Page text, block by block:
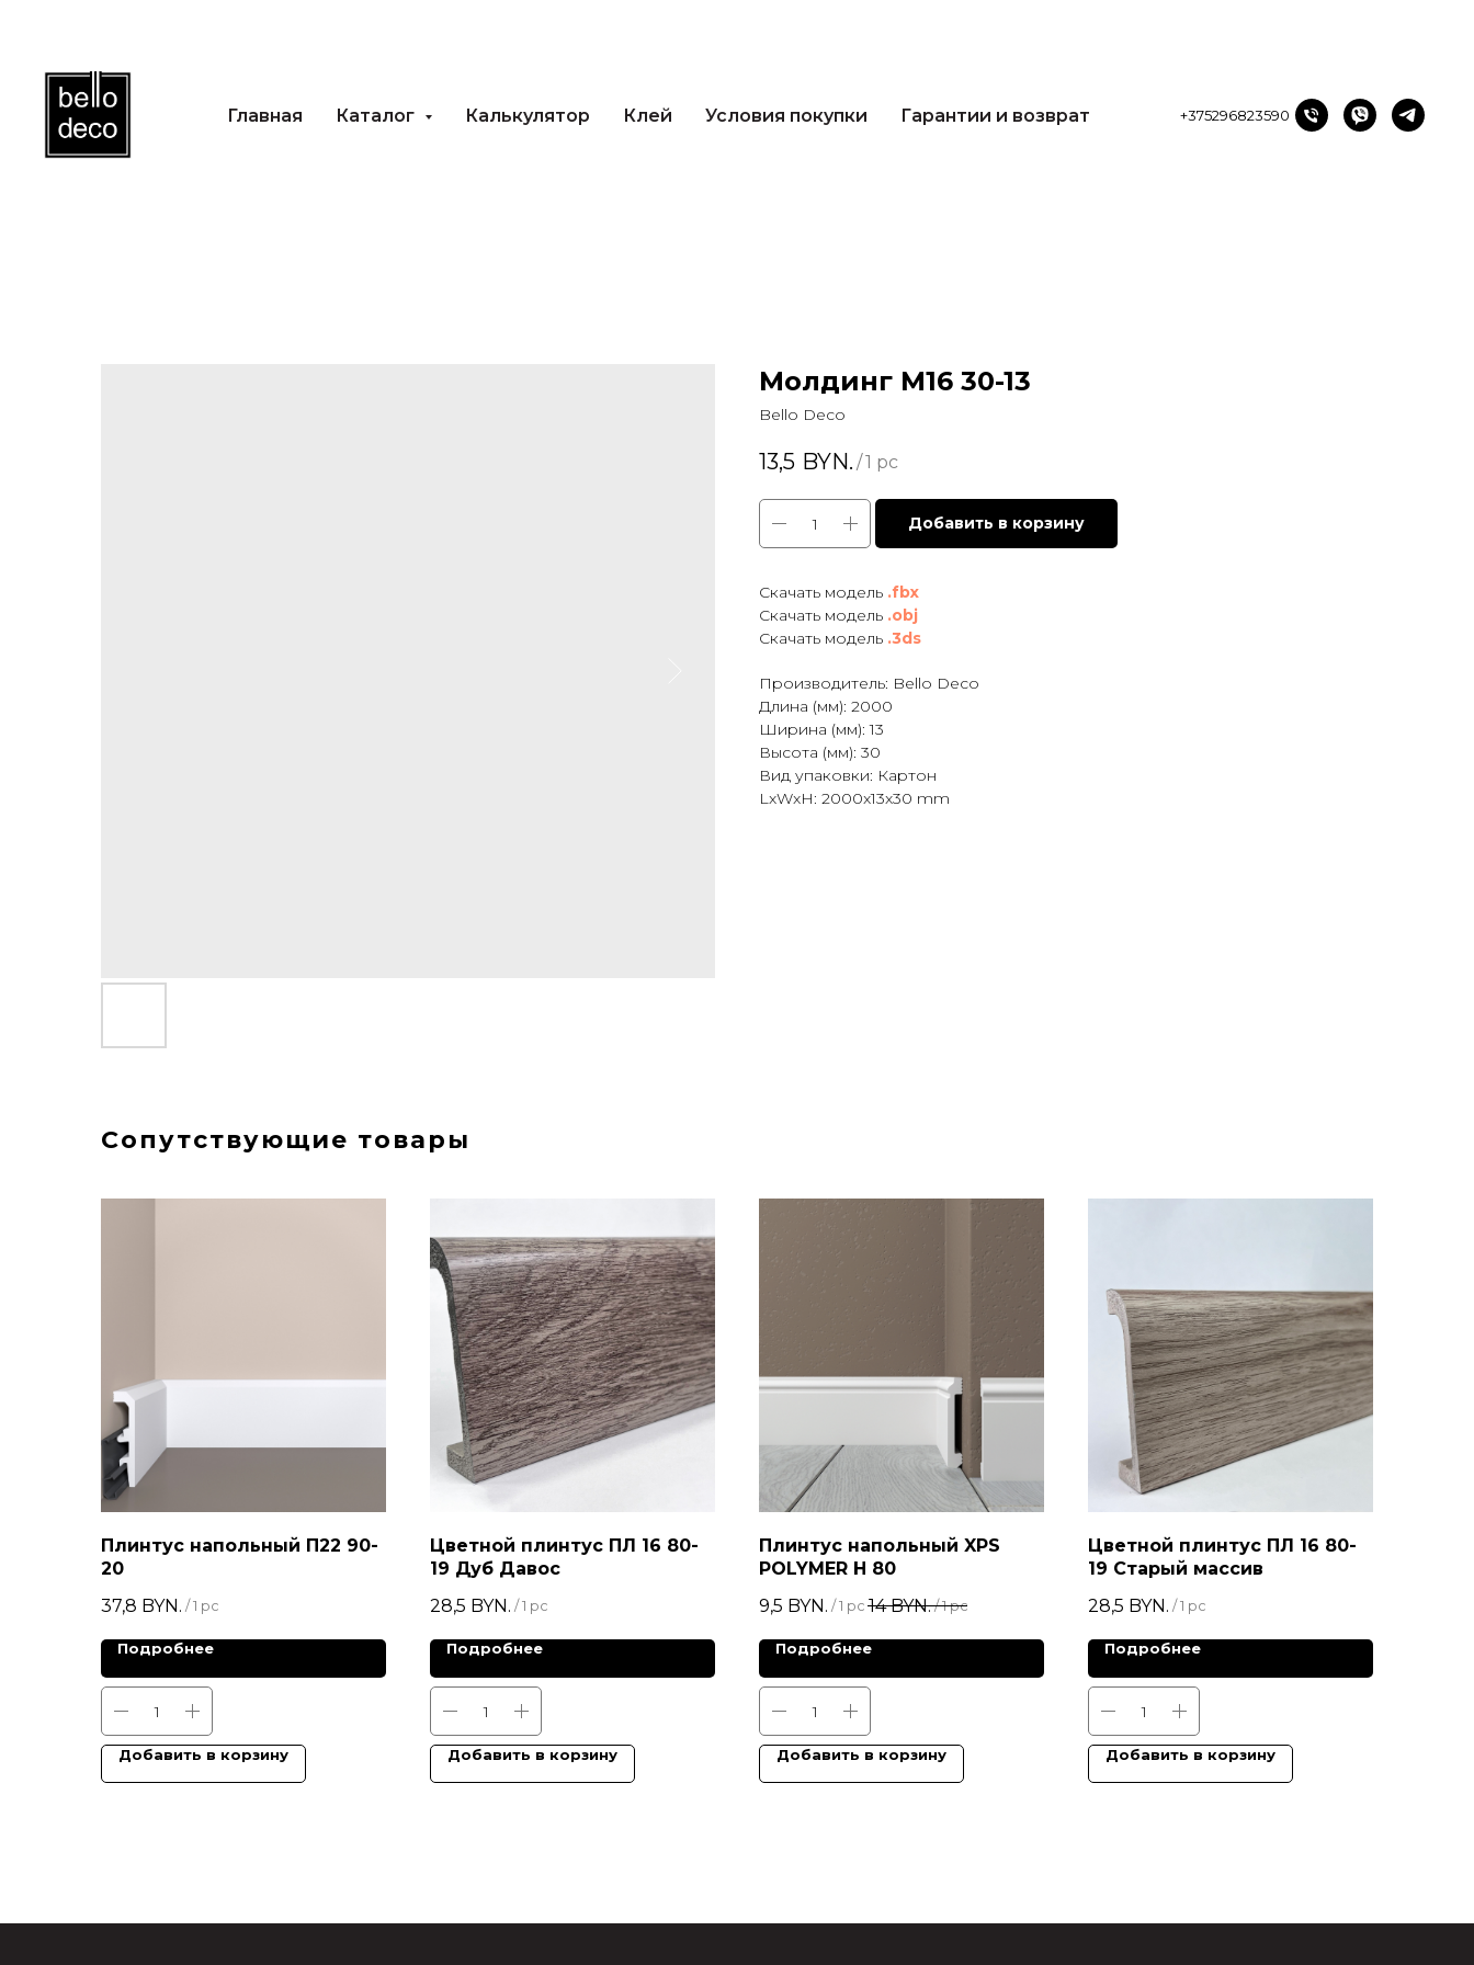
Главная Каталог Калькулятор Клей Условия покупки Гарантии и возврат +375296823590
Молдинг М16 30-13
Bello Deco
13,5 BYN. /1 pc
Добавить в корзину
Cкачать модель .fbx
Скачать модель .obj
Скачать модель .3ds
Производитель: Bello Deco
Длина (мм): 2000
Ширина (мм): 13
Высота (мм): 30
Вид упаковки: Картон
LxWxH: 2000x13x30 mm
Сопутствующие товары
Плинтус напольный П22 90-
20
37,8 BYN. / 1 pc
Подробнее
Добавить в корзину
Цветной плинтус ПЛ 16 80-
19 Дуб Давос
28,5 BYN. / 1 pc
Подробнее
Добавить в корзину
Плинтус напольный XPS
POLYMER Н 80
9,5 BYN. / 1 pc 14 BYN. / 1 pc
Подробнее
Добавить в корзину
Цветной плинтус ПЛ 16 80-
19 Старый массив
28,5 BYN. / 1 pc
Подробнее
Добавить в корзину